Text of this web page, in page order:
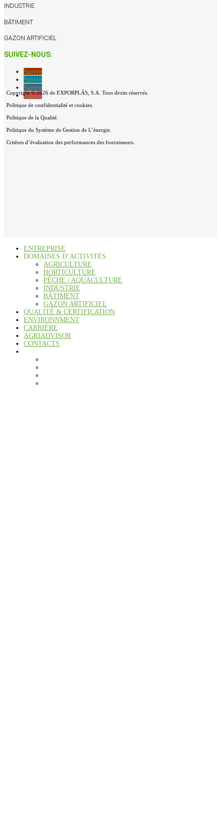
INDUSTRIE
BÂTIMENT
GAZON ARTIFICIEL
SUIVEZ-NOUS:
Suivre
Suivre
Suivre
Suivre
Copyright © 2026 de EXPORPLÁS, S.A. Tous droits réservés.
Politique de confidentialité et cookies.
Politique de la Qualité.
Politique du Système de Gestion de L’énergie.
Critères d’évaluation des performances des fournisseurs.
ENTREPRISE
DOMAINES D’ACTIVITÉS
AGRICULTURE
HORTICULTURE
PÊCHE / AQUACULTURE
INDUSTRIE
BÂTIMENT
GAZON ARTIFICIEL
QUALITÉ & CERTIFICATION
ENVIRONNMENT
CARRIÈRE
AGRIADVISOR
CONTACTS